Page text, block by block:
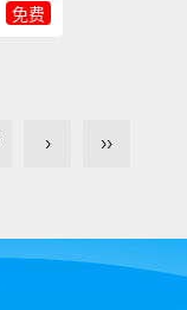
免费
› ››